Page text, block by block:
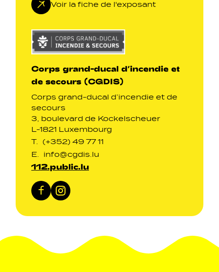
Voir la fiche de l'exposant
Corps grand-ducal d’incendie et
de secours (CGDIS)
Corps grand-ducal d’incendie et de
secours
3, boulevard de Kockelscheuer
L-1821 Luxembourg
T.
(+352) 49 77 11
E.
info@cgdis.lu
112.public.lu
Facebook
Instagram